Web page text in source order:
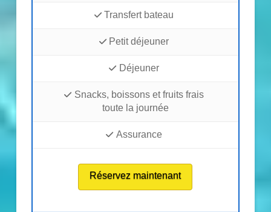
Transfert bateau
Petit déjeuner
Déjeuner
Snacks, boissons et fruits frais
toute la journée
Assurance
Réservez maintenant